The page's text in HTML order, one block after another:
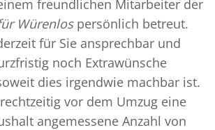
freundlichen Mitarbeiter der
Würenlospersönlich betreut.
für Sie ansprechbar und
noch Extrawünsche
dies irgendwie machbar ist.
vor dem Umzug eine
angemessene Anzahl von